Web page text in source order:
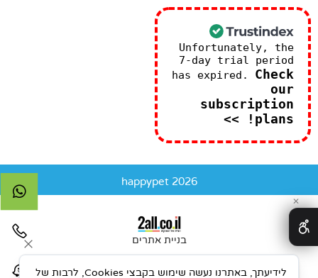
Unfortunately, the
7-day trial period
has expired. Check
our
subscription
plans! >>
happypet 2026
בניית אתרים
✕
לידיעתך, באתרנו נעשה שימוש בקבצי Cookies, לרבות של